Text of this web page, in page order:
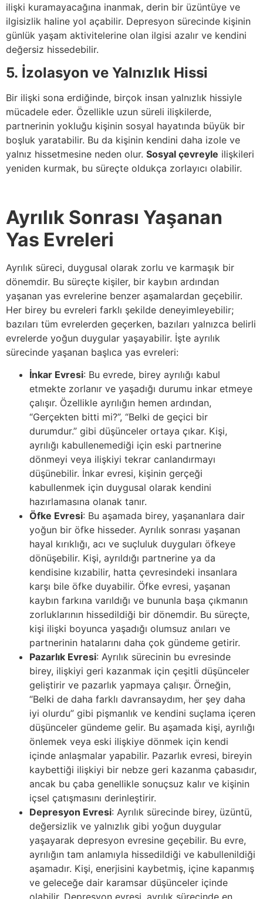
ilişki kuramayacağına inanmak, derin bir üzüntüye ve
ilgisizlik haline yol açabilir. Depresyon sürecinde kişinin
günlük yaşam aktivitelerine olan ilgisi azalır ve kendini
değersiz hissedebilir.
5. İzolasyon ve Yalnızlık Hissi
Bir ilişki sona erdiğinde, birçok insan yalnızlık hissiyle
mücadele eder. Özellikle uzun süreli ilişkilerde,
partnerinin yokluğu kişinin sosyal hayatında büyük bir
boşluk yaratabilir. Bu da kişinin kendini daha izole ve
yalnız hissetmesine neden olur. Sosyal çevreyle ilişkileri
yeniden kurmak, bu süreçte oldukça zorlayıcı olabilir.
Ayrılık Sonrası Yaşanan
Yas Evreleri
Ayrılık süreci, duygusal olarak zorlu ve karmaşık bir
dönemdir. Bu süreçte kişiler, bir kaybın ardından
yaşanan yas evrelerine benzer aşamalardan geçebilir.
Her birey bu evreleri farklı şekilde deneyimleyebilir;
bazıları tüm evrelerden geçerken, bazıları yalnızca belirli
evrelerde yoğun duygular yaşayabilir. İşte ayrılık
sürecinde yaşanan başlıca yas evreleri:
İnkar Evresi: Bu evrede, birey ayrılığı kabul
etmekte zorlanır ve yaşadığı durumu inkar etmeye
çalışır. Özellikle ayrılığın hemen ardından,
“Gerçekten bitti mi?”, “Belki de geçici bir
durumdur.” gibi düşünceler ortaya çıkar. Kişi,
ayrılığı kabullenemediği için eski partnerine
dönmeyi veya ilişkiyi tekrar canlandırmayı
düşünebilir. İnkar evresi, kişinin gerçeği
kabullenmek için duygusal olarak kendini
hazırlamasına olanak tanır.
Öfke Evresi: Bu aşamada birey, yaşananlara dair
yoğun bir öfke hisseder. Ayrılık sonrası yaşanan
hayal kırıklığı, acı ve suçluluk duyguları öfkeye
dönüşebilir. Kişi, ayrıldığı partnerine ya da
kendisine kızabilir, hatta çevresindeki insanlara
karşı bile öfke duyabilir. Öfke evresi, yaşanan
kaybın farkına varıldığı ve bununla başa çıkmanın
zorluklarının hissedildiği bir dönemdir. Bu süreçte,
kişi ilişki boyunca yaşadığı olumsuz anıları ve
partnerinin hatalarını daha çok gündeme getirir.
Pazarlık Evresi: Ayrılık sürecinin bu evresinde
birey, ilişkiyi geri kazanmak için çeşitli düşünceler
geliştirir ve pazarlık yapmaya çalışır. Örneğin,
“Belki de daha farklı davransaydım, her şey daha
iyi olurdu” gibi pişmanlık ve kendini suçlama içeren
düşünceler gündeme gelir. Bu aşamada kişi, ayrılığı
önlemek veya eski ilişkiye dönmek için kendi
içinde anlaşmalar yapabilir. Pazarlık evresi, bireyin
kaybettiği ilişkiyi bir nebze geri kazanma çabasıdır,
ancak bu çaba genellikle sonuçsuz kalır ve kişinin
içsel çatışmasını derinleştirir.
Depresyon Evresi: Ayrılık sürecinde birey, üzüntü,
değersizlik ve yalnızlık gibi yoğun duygular
yaşayarak depresyon evresine geçebilir. Bu evre,
ayrılığın tam anlamıyla hissedildiği ve kabullenildiği
aşamadır. Kişi, enerjisini kaybetmiş, içine kapanmış
ve geleceğe dair karamsar düşünceler içinde